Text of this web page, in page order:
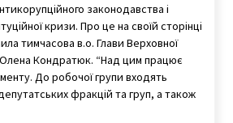
законодавства і
кризи. Про це на своїй сторінці
тимчасова в.о. Глави Верховної
Олена Кондратюк. “Над цим працює
До робочої групи входять
фракцій та груп, а також